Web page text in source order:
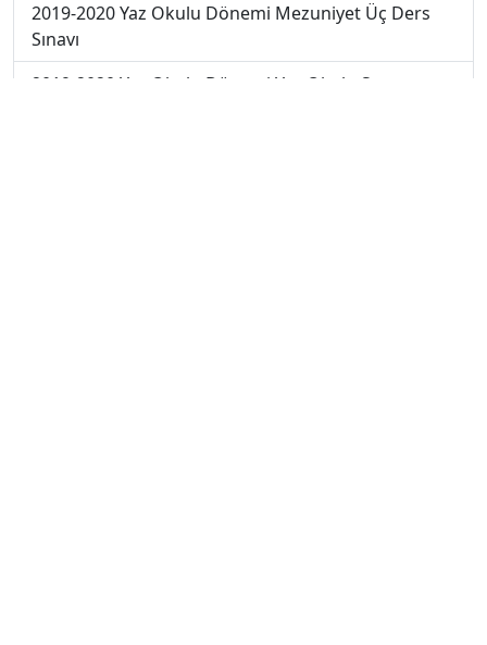
2019-2020 Yaz Okulu Dönemi Mezuniyet Üç Ders
Sınavı
2019-2020 Yaz Okulu Dönemi Yaz Okulu Sınavı